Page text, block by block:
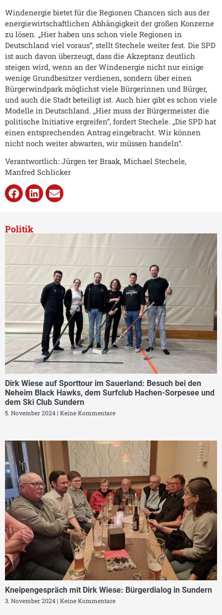
Windenergie bietet für die Regionen Chancen sich aus der
energiewirtschaftlichen Abhängigkeit der großen Konzerne
zu lösen. „Hier haben uns schon viele Regionen in
Deutschland viel voraus“, stellt Stechele weiter fest. Die SPD
ist auch davon überzeugt, dass die Akzeptanz deutlich
steigen wird, wenn an der Windenergie nicht nur einige
wenige Grundbesitzer verdienen, sondern über einen
Bürgerwindpark möglichst viele Bürgerinnen und Bürger,
und auch die Stadt beteiligt ist. Auch hier gibt es schon viele
Modelle in Deutschland. „Hier muss der Bürgermeister die
politische Initiative ergreifen“, fordert Stechele. „Die SPD hat
einen entsprechenden Antrag eingebracht. Wir können
nicht noch weiter abwarten, wir müssen handeln“.
Verantwortlich: Jürgen ter Braak, Michael Stechele,
Manfred Schlicker
Politik
Dirk Wiese auf Sporttour im Sauerland: Besuch bei den
Neheim Black Hawks, dem Surfclub Hachen-Sorpesee und
dem Ski Club Sundern
5. November 2024 Keine Kommentare
Kneipengespräch mit Dirk Wiese: Bürgerdialog in Sundern
3. November 2024 Keine Kommentare